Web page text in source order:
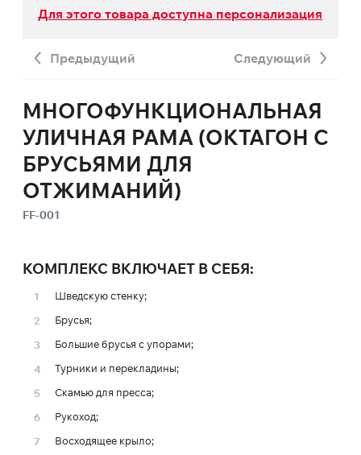
Для этого товара доступна персонализация
Предыдущий Следующий
МНОГОФУНКЦИОНАЛЬНАЯ
УЛИЧНАЯ РАМА (ОКТАГОН С
БРУСЬЯМИ ДЛЯ
ОТЖИМАНИЙ)
FF-001
КОМПЛЕКС ВКЛЮЧАЕТ В СЕБЯ:
Шведскую стенку;
Брусья;
Большие брусья с упорами;
Турники и перекладины;
Скамью для пресса;
Рукоход;
Восходящее крыло;